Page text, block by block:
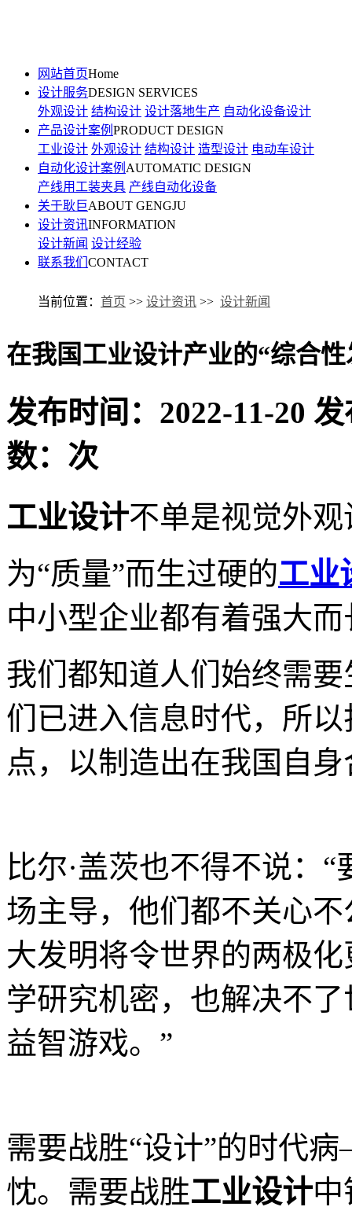
网站首页Home
设计服务DESIGN SERVICES
外观设计 结构设计 设计落地生产 自动化设备设计
产品设计案例 PRODUCT DESIGN
工业设计 外观设计 结构设计 造型设计 电动车设计
自动化设计案例 AUTOMATIC DESIGN
产线用工装夹具 产线自动化设备
关于耿巨ABOUT GENGJU
设计资讯INFORMATION
设计新闻 设计经验
联系我们 CONTACT
当前位置： 首页 >> 设计资讯 >> 设计新闻
在我国工业设计产业的“综合
发布时间：2022-11-20 发
数： 次
工业设计不单是视觉外
为“质量”而生过硬的工业
中小型企业都有着强大
我们都知道人们始终需
们已进入信息时代，所
点，以制造出在我国自
比尔·盖茨也不得不说：“
场主导，他们都不关心
大发明将令世界的两极
学研究机密，也解决不
益智游戏。”
需要战胜“设计”的时代
忱。需要战胜工业设计中